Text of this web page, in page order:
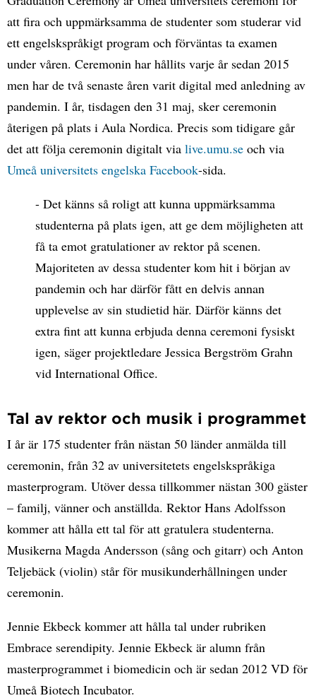
att fira och uppmärksamma de studenter som studerar vid
ett engelskspråkigt program och förväntas ta examen
under våren. Ceremonin har hållits varje år sedan 2015
men har de två senaste åren varit digital med anledning av
pandemin. I år, tisdagen den 31 maj, sker ceremonin
återigen på plats i Aula Nordica. Precis som tidigare går
det att följa ceremonin digitalt via live.umu.se och via
Umeå universitets engelska Facebook-sida.
- Det känns så roligt att kunna uppmärksamma
studenterna på plats igen, att ge dem möjligheten att
få ta emot gratulationer av rektor på scenen.
Majoriteten av dessa studenter kom hit i början av
pandemin och har därför fått en delvis annan
upplevelse av sin studietid här. Därför känns det
extra fint att kunna erbjuda denna ceremoni fysiskt
igen, säger projektledare Jessica Bergström Grahn
vid International Office.
Tal av rektor och musik i programmet
I år är 175 studenter från nästan 50 länder anmälda till
ceremonin, från 32 av universitetets engelskspråkiga
masterprogram. Utöver dessa tillkommer nästan 300 gäster
– familj, vänner och anställda. Rektor Hans Adolfsson
kommer att hålla ett tal för att gratulera studenterna.
Musikerna Magda Andersson (sång och gitarr) och Anton
Teljebäck (violin) står för musikunderhållningen under
ceremonin.
Jennie Ekbeck kommer att hålla tal under rubriken
Embrace serendipity. Jennie Ekbeck är alumn från
masterprogrammet i biomedicin och är sedan 2012 VD för
Umeå Biotech Incubator.